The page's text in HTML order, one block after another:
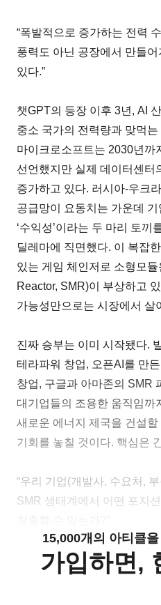
“폭발적으로 증가하는 전력
풍력도 아닌 공장에서 만들
있다.”
챗GPT의 등장 이후 3년, AI
중소 국가의 전력량과 맞먹
마이크로소프트는 2030년까
선언했지만 실제 데이터센터
증가하고 있다. 러시아-우크
공급망이 요동치는 가운데 기
‘수익성’이라는 두 마리 토끼
딜레마에 직면했다. 이 복잡
있는 게임 체인저로 소형모
Reactor, SMR)이 부상하고
가능성만으로는 시장에서 살
진짜 승부는 이미 시작됐다.
테라파워 창업, 오픈AI를 만
창업, 구글과 아마존의 SMR
대기업들의 조용한 움직임까
새로운 에너지 제국을 건설
기회를 놓칠 것이다. 핵심은
“우리 기업(개발사, 수요처,
SMR 생태계에서 어떤 포지
15,000개의 아티클
가입하면,